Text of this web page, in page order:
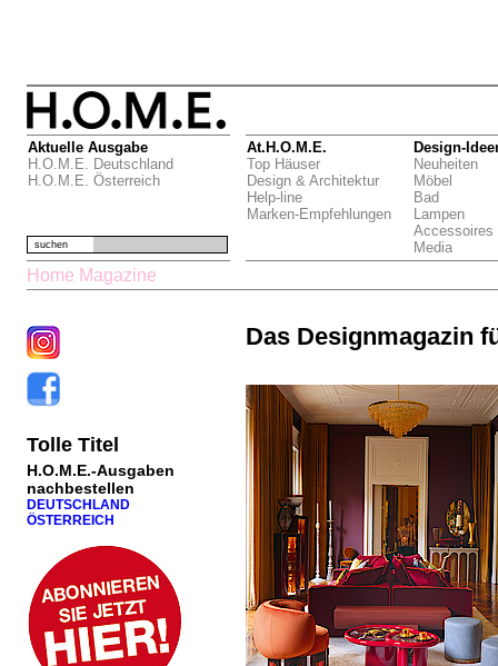
Aktuelle Ausgabe
H.O.M.E. Deutschland
H.O.M.E. Österreich
At.H.O.M.E.
Top Häuser
Design & Architektur
Help-line
Marken-Empfehlungen
Design-
Neuheiten
Möbel
Bad
Lampen
Accessoires
Media
suchen
Home Magazine
Tolle Titel
H.O.M.E.-Ausgaben
nachbestellen
DEUTSCHLAND
ÖSTERREICH
Das Designmagazin